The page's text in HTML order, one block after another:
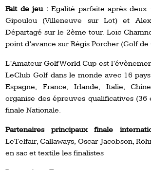
Fait de jeu :Egalité parfaite après deux
Gipoulou (Villeneuve sur Lot) et
Départagé sur le 2ème tour. Loïc
point d’avance sur Régis Porcher (Golf de
L’Amateur Golf World Cup est
LeClub Golf dans le monde avec 16
Espagne, France, Irlande, Italie,
organise des épreuves qualificatives (36
finale Nationale.
Partenaires principaux finale
LeTelfair, Callaways, Oscar Jacobson,
en sac et textile les finalistes